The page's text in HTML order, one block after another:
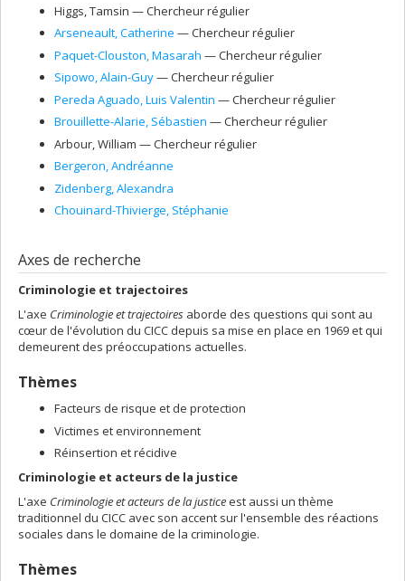
Higgs , Tamsin — Chercheur régulier
Arseneault, Catherine — Chercheur régulier
Paquet-Clouston , Masarah — Chercheur régulier
Sipowo, Alain-Guy— Chercheur régulier
Pereda Aguado , Luis Valentin — Chercheur régulier
Brouillette-Alarie, Sébastien — Chercheur régulier
Arbour , William — Chercheur régulier
Bergeron, Andréanne
Zidenberg , Alexandra
Chouinard-Thivierge, Stéphanie
Axes de recherche
Criminologie et trajectoires
L'axe Criminologie et trajectoires aborde des questions qui sont au
cœur de l'évolution du CICC depuis sa mise en place en 1969 et qui
demeurent des préoccupations actuelles.
Thèmes
Facteurs de risque et de protection
Victimes et environnement
Réinsertion et récidive
Criminologie et acteurs de la justice
L'axe Criminologie et acteurs de la justiceest aussi un thème
traditionnel du CICC avec son accent sur l'ensemble des réactions
sociales dans le domaine de la criminologie.
Thèmes